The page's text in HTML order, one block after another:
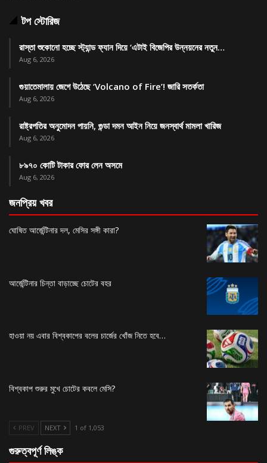
টপ স্টোরিজ
রাস্তা শুকোনো হচ্ছে স্ট্যান্ড ফ্যান দিয়ে ‘এটাই বিজেপির উন্নয়নের নতুন…
Aug 6, 2026
গুয়াতেমালায় জেগে উঠেছে ‘Volcano of Fire’! জারি সতর্কতা
Aug 6, 2026
রাষ্ট্রপতির অনুমোদন পায়নি, গুন্ডা দমন আইন নিয়ে জনস্বার্থ মামলা খারিজ
Aug 6, 2026
৮৯৭০ কোটি টাকার ফোর লেন অসমে
Aug 6, 2026
জনপ্রিয় খবর
ঘোষিত আর্জেন্টিনার দল, মেসির সঙ্গী কারা?
আর্জেন্টিনার চিন্তা বাড়াচ্ছে চোটের বহর
হাওয়া নয় এবার বিশ্বকাপের বলের চার্জের খোঁজ নিতে হবে…
বিশ্বকাপ শুরুর মুখে চোটের কবলে মেসি?
PREV NEXT 1 of 1,053
গুরুত্বপূর্ণ লিঙ্ক